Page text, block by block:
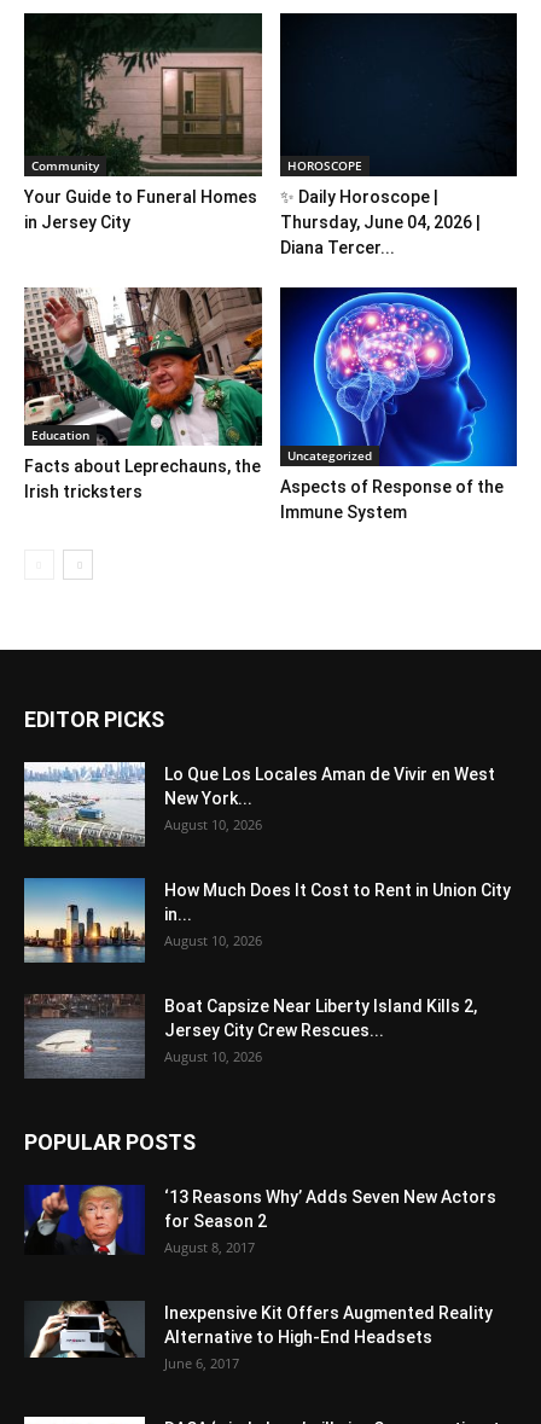
Community
Your Guide to Funeral Homes
in Jersey City
HOROSCOPE
✨ Daily Horoscope |
Thursday, June 04, 2026 |
Diana Tercer...
Education
Facts about Leprechauns, the
Irish tricksters
Uncategorized
Aspects of Response of the
Immune System
EDITOR PICKS
Lo Que Los Locales Aman de Vivir en West
New York...
August 10, 2026
How Much Does It Cost to Rent in Union City
in...
August 10, 2026
Boat Capsize Near Liberty Island Kills 2,
Jersey City Crew Rescues...
August 10, 2026
POPULAR POSTS
‘13 Reasons Why’ Adds Seven New Actors
for Season 2
August 8, 2017
Inexpensive Kit Offers Augmented Reality
Alternative to High-End Headsets
June 6, 2017